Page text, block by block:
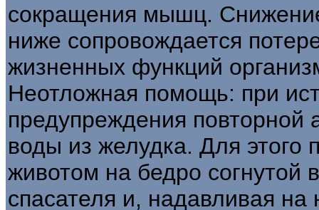
сокращения мышц.
ниже сопровождается
жизненных функций
Неотложная помощь: при
предупреждения повторной
воды из желудка. Для этого
животом на бедро согнутой
спасателя и, надавливая